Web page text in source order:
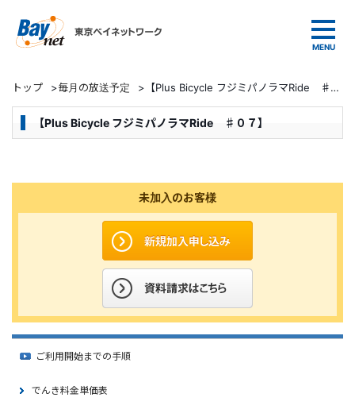
トップ >毎月の放送予定 > 【Plus Bicycle フジミパノラマRide ♯０７】
【Plus Bicycle フジミパノラマRide ♯０７】
未加入のお客様
ご利用開始までの手順
でんき料金単価表